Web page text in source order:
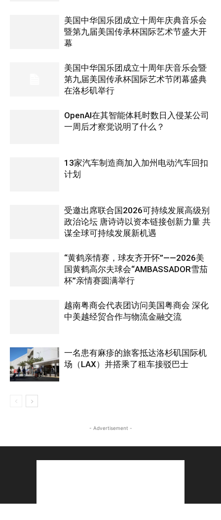
美国中华国乐团成立十周年庆典音乐会
暨第九届美国传承杯国际艺术节盛大开
幕
美国中华国乐团成立十周年庆音乐会暨
第九届美国传承杯国际艺术节闭幕盛典
在洛杉矶举行
OpenAI在其智能体耗时数日入侵某公司
一周后才察觉说明了什么？
13家汽车制造商加入加州电动汽车回扣
计划
受邀出席联合国2026可持续发展高级别
政治论坛 唐诗诗以资本链接创新力量 共
谋全球可持续发展新机遇
“黄鹤亲情赛，球友齐开怀”——2026美
国黄鹤高尔夫球会“AMBASSADOR雪茄
杯”亲情赛圆满举行
越南粤商会代表团访问美国粤商会 深化
中美越经贸合作与物流金融交流
一名患有麻疹的旅客抵达洛杉矶国际机
场（LAX）并搭乘了租车接驳巴士
- Advertisement -